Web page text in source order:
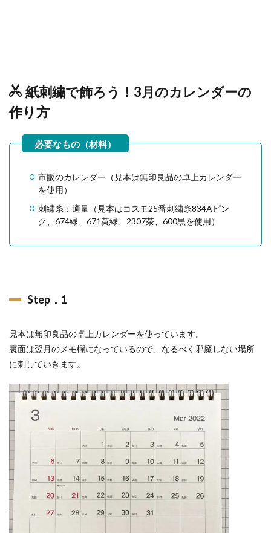
紙刺繍で飾ろう！3月のカレンダーの
作り方
市販のカレンダー（見本は無印良品の卓上カレンダー
を使用）
刺繍糸：適量（見本はコスモ25番刺繍糸834Aピン
ク、674緑、671黄緑、2307茶、600黒を使用）
Step．1
見本は無印良品の卓上カレンダーを使っています。
裏面は翌月のメモ欄になっているので、なるべく邪魔しない場所
に刺していきます。